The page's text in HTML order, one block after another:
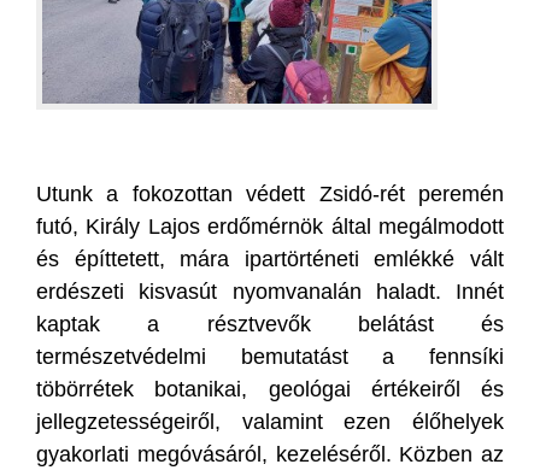
Utunk a fokozottan védett Zsidó-rét peremén
futó, Király Lajos erdőmérnök által megálmodott
és építtetett, mára ipartörténeti emlékké vált
erdészeti kisvasút nyomvanalán haladt. Innét
kaptak a résztvevők belátást és
természetvédelmi bemutatást a fennsíki
töbörrétek botanikai, geológai értékeiről és
jellegzetességeiről, valamint ezen élőhelyek
gyakorlati megóvásáról, kezeléséről. Közben az